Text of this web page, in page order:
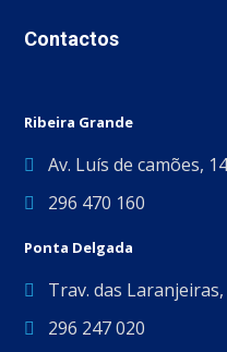
Contactos
Ribeira Grande
Av. Luís de camões,
296 470 160
Ponta Delgada
Trav. das
296 247 020